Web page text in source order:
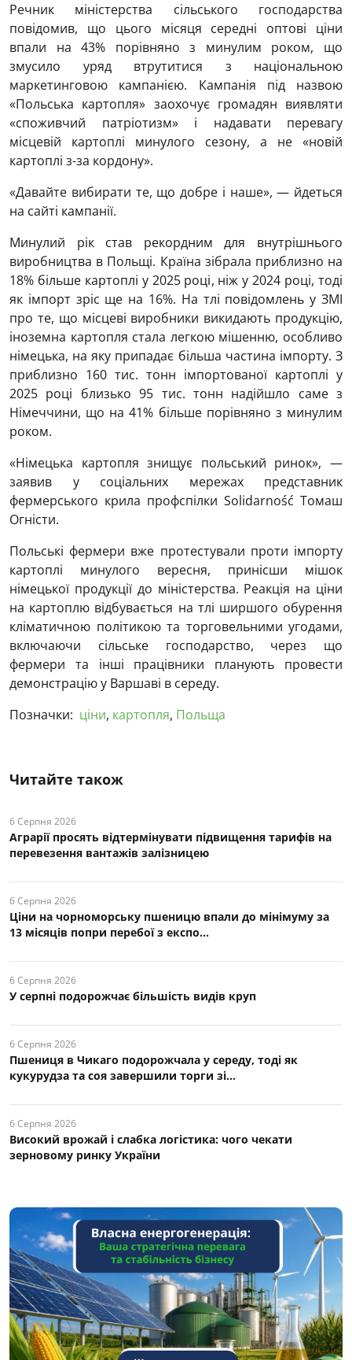
Речник міністерства сільського господарства
повідомив, що цього місяця середні оптові ціни
впали на 43% порівняно з минулим роком, що
змусило уряд втрутитися з національною
маркетинговою кампанією. Кампанія під назвою
«Польська картопля» заохочує громадян виявляти
«споживчий патріотизм» і надавати перевагу
місцевій картоплі минулого сезону, а не «новій
картоплі з-за кордону».
«Давайте вибирати те, що добре і наше», — йдеться
на сайті кампанії.
Минулий рік став рекордним для внутрішнього
виробництва в Польщі. Країна зібрала приблизно на
18% більше картоплі у 2025 році, ніж у 2024 році, тоді
як імпорт зріс ще на 16%. На тлі повідомлень у ЗМІ
про те, що місцеві виробники викидають продукцію,
іноземна картопля стала легкою мішенню, особливо
німецька, на яку припадає більша частина імпорту. З
приблизно 160 тис. тонн імпортованої картоплі у
2025 році близько 95 тис. тонн надійшло саме з
Німеччини, що на 41% більше порівняно з минулим
роком.
«Німецька картопля знищує польський ринок», —
заявив у соціальних мережах представник
фермерського крила профспілки Solidarność Томаш
Огністи.
Польські фермери вже протестували проти імпорту
картоплі минулого вересня, принісши мішок
німецької продукції до міністерства. Реакція на ціни
на картоплю відбувається на тлі ширшого обурення
кліматичною політикою та торговельними угодами,
включаючи сільське господарство, через що
фермери та інші працівники планують провести
демонстрацію у Варшаві в середу.
Позначки: ціни, картопля, Польща
Читайте також
6 Серпня 2026
Аграрії просять відтермінувати підвищення тарифів на
перевезення вантажів залізницею
6 Серпня 2026
Ціни на чорноморську пшеницю впали до мінімуму за
13 місяців попри перебої з експо...
6 Серпня 2026
У серпні подорожчає більшість видів круп
6 Серпня 2026
Пшениця в Чикаго подорожчала у середу, тоді як
кукурудза та соя завершили торги зі...
6 Серпня 2026
Високий врожай і слабка логістика: чого чекати
зерновому ринку України